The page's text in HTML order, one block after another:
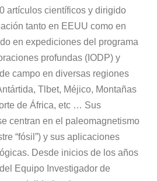
artículos científicos y dirigido
tanto en EEUU como en
en expediciones del programa
profundas (IODP) y
campo en diversas regiones
Tlbet, Méjico, Montañas
de África, etc … Sus
centran en el paleomagnetismo
“fósil”) y sus aplicaciones
Desde inicios de los años
Equipo Investigador de